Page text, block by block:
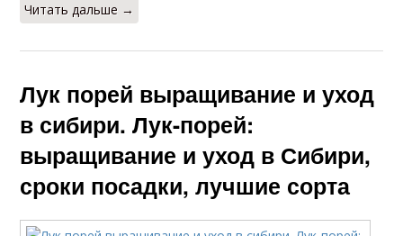
Читать дальше →
Лук порей выращивание и уход
в сибири. Лук-порей:
выращивание и уход в Сибири,
сроки посадки, лучшие сорта